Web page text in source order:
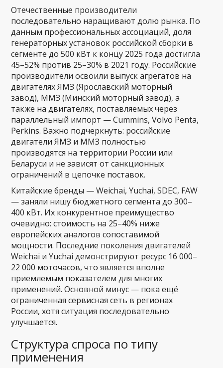
Отечественные производители
последовательно наращивают долю рынка. По
данным профессиональных ассоциаций, доля
генераторных установок российской сборки в
сегменте до 500 кВт к концу 2025 года достигла
45–52% против 25–30% в 2021 году. Российские
производители освоили выпуск агрегатов на
двигателях ЯМЗ (Ярославский моторный
завод), ММЗ (Минский моторный завод), а
также на двигателях, поставляемых через
параллельный импорт — Cummins, Volvo Penta,
Perkins. Важно подчеркнуть: российские
двигатели ЯМЗ и ММЗ полностью
производятся на территории России или
Беларуси и не зависят от санкционных
ограничений в цепочке поставок.
Китайские бренды — Weichai, Yuchai, SDEC, FAW
— заняли нишу бюджетного сегмента до 300–
400 кВт. Их конкурентное преимущество
очевидно: стоимость на 25–40% ниже
европейских аналогов сопоставимой
мощности. Последние поколения двигателей
Weichai и Yuchai демонстрируют ресурс 16 000–
22 000 моточасов, что является вполне
приемлемым показателем для многих
применений. Основной минус — пока ещё
ограниченная сервисная сеть в регионах
России, хотя ситуация последовательно
улучшается.
Структура спроса по типу
применения